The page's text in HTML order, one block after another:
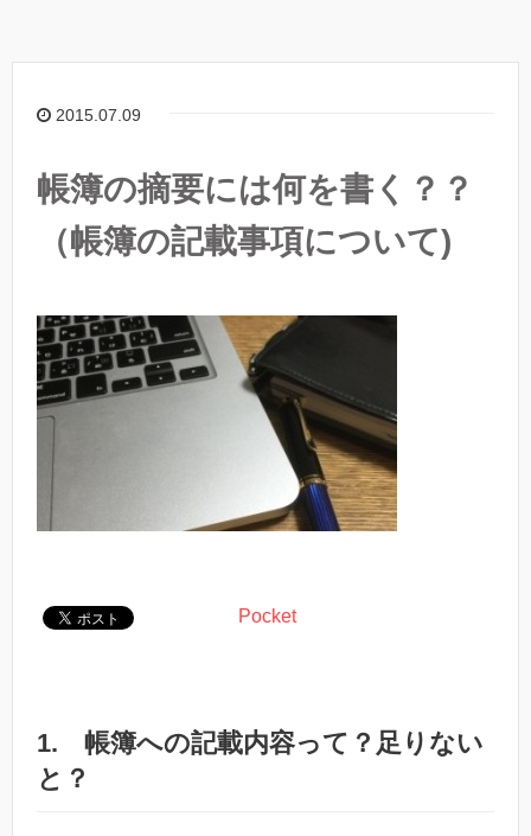
2015.07.09
帳簿の摘要には何を書く？？
（帳簿の記載事項について)
Pocket
1. 帳簿への記載内容って？足りない
と？